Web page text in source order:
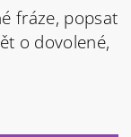
fráze, popsat
o dovolené,